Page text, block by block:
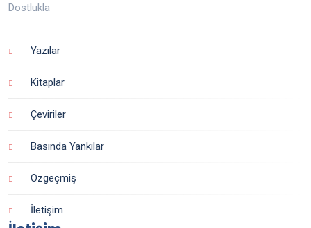
Dostlukla
Yazılar
Kitaplar
Çeviriler
Basında Yankılar
Özgeçmiş
İletişim